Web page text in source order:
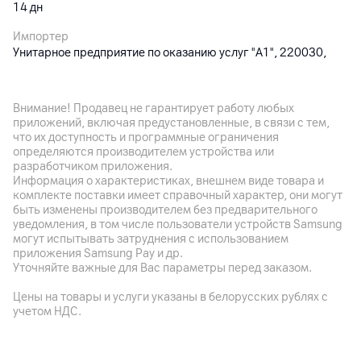
14дн
Импортер
Унитарное предприятие по оказанию услуг "А1", 220030,
Huawei Device Co., Ltd. Китайская Народная Республика,
Administration Building №2, Xincheng Road, Songshan Lake
Zone, Dongguan, Guandong, 523808
Комплект поставки
чехол
Страна производитель
Китай
Внимание! Продавец не гарантирует работу любых
приложений, включая предустановленные, в связи с тем,
что их доступность и программные ограничения
определяются производителем устройства или
разработчиком приложения.
Информация о характеристиках, внешнем виде товара и
комплекте поставки имеет справочный характер, они могут
быть изменены производителем без предварительного
уведомления, в том числе пользователи устройств Samsung
могут испытывать затруднения с использованием
приложения Samsung Pay и др.
Уточняйте важные для Вас параметры перед заказом.
Цены на товары и услуги указаны в белорусских рублях с
учетом НДС.